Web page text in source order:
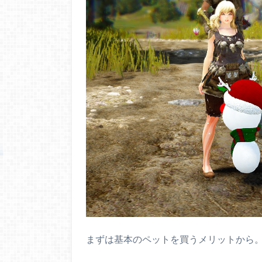
まずは基本のペットを買うメリットから